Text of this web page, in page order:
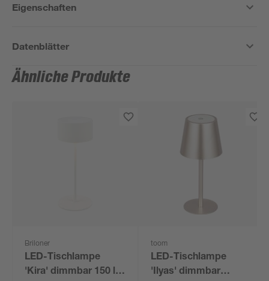
Eigenschaften
Datenblätter
Ähnliche Produkte
Briloner
LED-Tischlampe
'Kira' dimmbar 150 lm
toom
LED-Tischlampe
'Ilyas' dimmbar